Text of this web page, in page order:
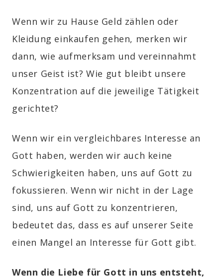
Wenn wir zu Hause Geld zählen oder
Kleidung einkaufen gehen, merken wir
dann, wie aufmerksam und vereinnahmt
unser Geist ist? Wie gut bleibt unsere
Konzentration auf die jeweilige Tätigkeit
gerichtet?
Wenn wir ein vergleichbares Interesse an
Gott haben, werden wir auch keine
Schwierigkeiten haben, uns auf Gott zu
fokussieren. Wenn wir nicht in der Lage
sind, uns auf Gott zu konzentrieren,
bedeutet das, dass es auf unserer Seite
einen Mangel an Interesse für Gott gibt.
Wenn die Liebe für Gott in uns entsteht,